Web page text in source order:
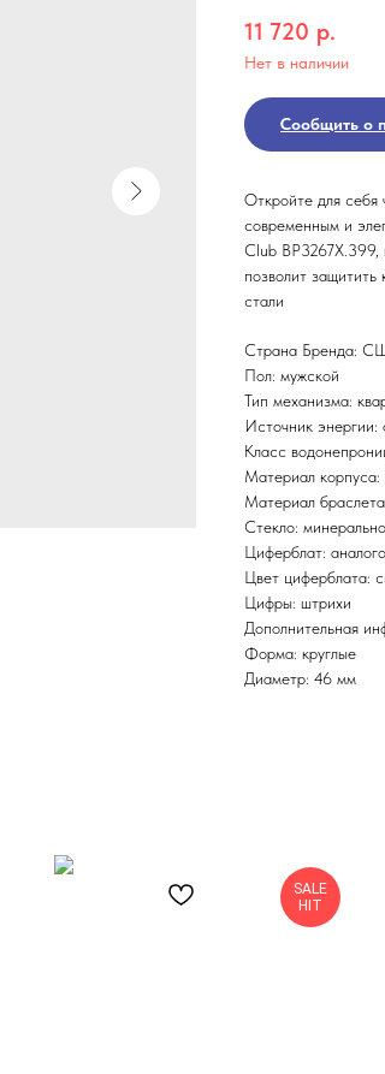
11 720 р.
Нет в наличии
Сообщить о
Откройте для себя
современным и
Club BP3267X.399,
позволит защитить
стали
Страна Бренда:
Пол: мужской
Тип механизма:
Источник энергии:
Класс
Материал корпуса:
Материал
Стекло:
Циферблат:
Цвет циферблата:
Цифры: штрихи
Дополнительная
Форма: круглые
Диаметр: 46 мм
SALE
HIT